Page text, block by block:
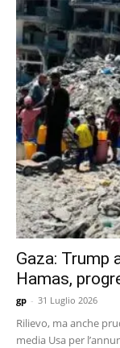
Gaza: Trump
Hamas,
gp - 31 Luglio 2026
Rilievo, ma anche
media Usa per